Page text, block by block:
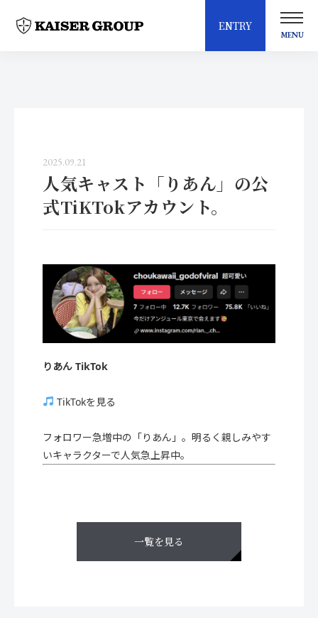
ENTRY
MENU
2025.09.21
人気キャスト「りあん」の公
式TiKTokアカウント。
りあん TikTok
TikTokを見る
フォロワー急増中の「りあん」。明るく親しみやす
いキャラクターで人気急上昇中。
一覧を見る